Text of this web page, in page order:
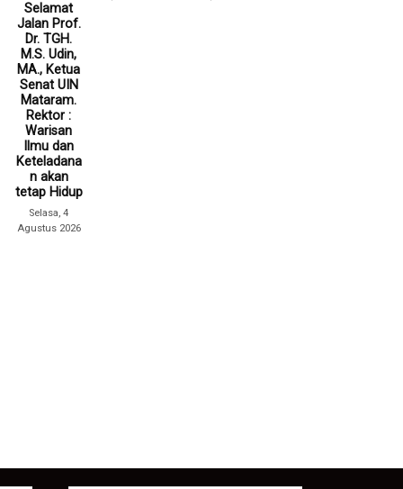
Selamat
Jalan Prof.
Dr. TGH.
M.S. Udin,
MA., Ketua
Senat UIN
Mataram.
Rektor :
Warisan
Ilmu dan
Keteladana
n akan
tetap Hidup
Selasa, 4
Agustus 2026